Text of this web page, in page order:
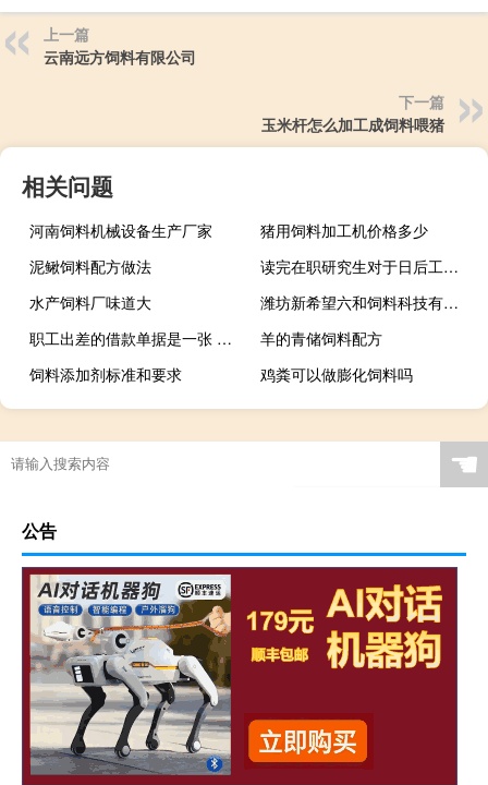
上一篇
云南远方饲料有限公司
下一篇
玉米杆怎么加工成饲料喂猪
相关问题
河南饲料机械设备生产厂家
猪用饲料加工机价格多少
泥鳅饲料配方做法
读完在职研究生对于日后工作有意义吗
水产饲料厂味道大
潍坊新希望六和饲料科技有限公司员工多少人
职工出差的借款单据是一张 员工出差借款单模板
羊的青储饲料配方
饲料添加剂标准和要求
鸡粪可以做膨化饲料吗
☚
公告